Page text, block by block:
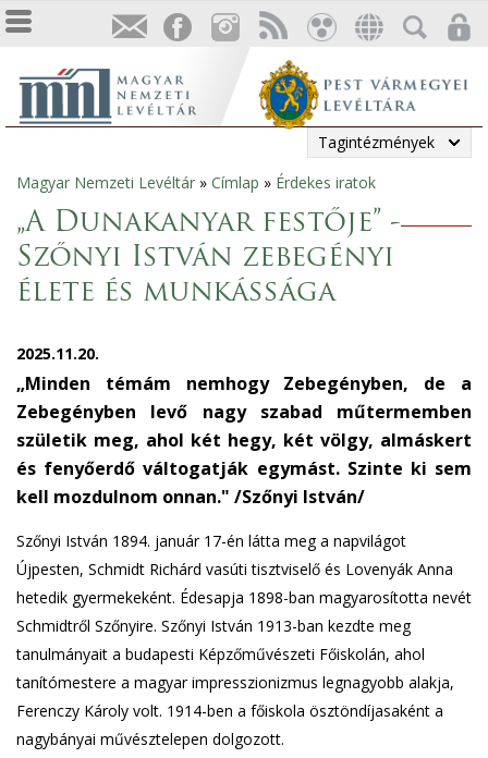
Tagintézmények
Jelenlegi
hely
Magyar Nemzeti Levéltár » Címlap » Érdekes iratok
„A Dunakanyar festője” -
Szőnyi István zebegényi
élete és munkássága
2025.11.20.
„Minden témám nemhogy Zebegényben, de a
Zebegényben levő nagy szabad műtermemben
születik meg, ahol két hegy, két völgy, almáskert
és fenyőerdő váltogatják egymást. Szinte ki sem
kell mozdulnom onnan." /Szőnyi István/
Szőnyi István 1894. január 17-én látta meg a napvilágot
Újpesten, Schmidt Richárd vasúti tisztviselő és Lovenyák Anna
hetedik gyermekeként. Édesapja 1898-ban magyarosította nevét
Schmidtről Szőnyire. Szőnyi István 1913-ban kezdte meg
tanulmányait a budapesti Képzőművészeti Főiskolán, ahol
tanítómestere a magyar impresszionizmus legnagyobb alakja,
Ferenczy Károly volt. 1914-ben a főiskola ösztöndíjasaként a
nagybányai művésztelepen dolgozott.